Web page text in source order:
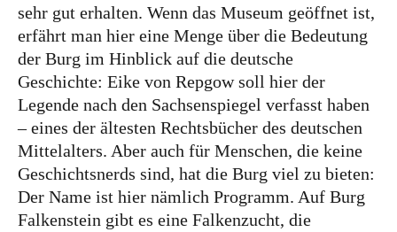
sehr gut erhalten. Wenn das Museum geöffnet ist,
erfährt man hier eine Menge über die Bedeutung
der Burg im Hinblick auf die deutsche
Geschichte: Eike von Repgow soll hier der
Legende nach den Sachsenspiegel verfasst haben
– eines der ältesten Rechtsbücher des deutschen
Mittelalters. Aber auch für Menschen, die keine
Geschichtsnerds sind, hat die Burg viel zu bieten:
Der Name ist hier nämlich Programm. Auf Burg
Falkenstein gibt es eine Falkenzucht, die